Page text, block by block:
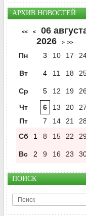
АРХИВ НОВОСТЕЙ
<< <
06
2026
> >>
Пн 3 10 17
Вт 4 11 18
Ср 5 12 19
26
Чт
6 13 20
27
Пт
7 14 21
28
Сб
1 8 15 22 29
Вс 2 9 16 23
ПОИСК